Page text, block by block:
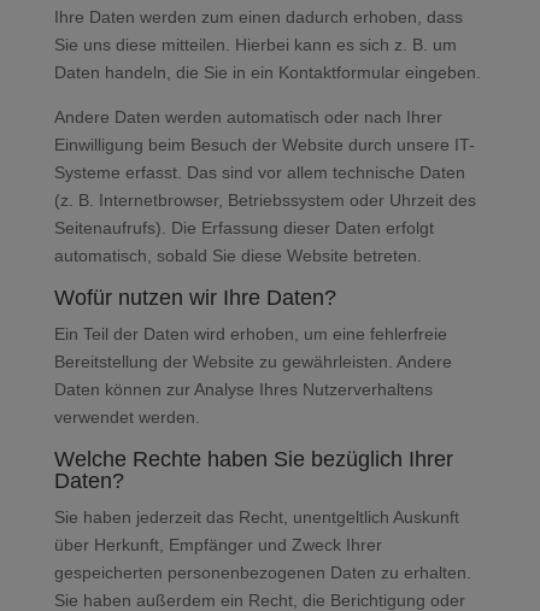
Ihre Daten werden zum einen dadurch erhoben, dass
Sie uns diese mitteilen. Hierbei kann es sich z. B. um
Daten handeln, die Sie in ein Kontaktformular eingeben.
Andere Daten werden automatisch oder nach Ihrer
Einwilligung beim Besuch der Website durch unsere IT-
Systeme erfasst. Das sind vor allem technische Daten
(z. B. Internetbrowser, Betriebssystem oder Uhrzeit des
Seitenaufrufs). Die Erfassung dieser Daten erfolgt
automatisch, sobald Sie diese Website betreten.
Wofür nutzen wir Ihre Daten?
Ein Teil der Daten wird erhoben, um eine fehlerfreie
Bereitstellung der Website zu gewährleisten. Andere
Daten können zur Analyse Ihres Nutzerverhaltens
verwendet werden.
Welche Rechte haben Sie bezüglich Ihrer
Daten?
Sie haben jederzeit das Recht, unentgeltlich Auskunft
über Herkunft, Empfänger und Zweck Ihrer
gespeicherten personenbezogenen Daten zu erhalten.
Sie haben außerdem ein Recht, die Berichtigung oder